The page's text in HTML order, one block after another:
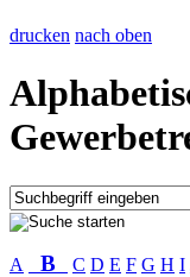
drucken nach oben
A B C D E F G H I